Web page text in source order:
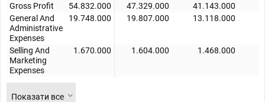
Gross Profit 54.832.000 47.329.000 41.143.000
General And
Administrative
Expenses
19.748.000 19.807.000 13.118.000
Selling And
Marketing
Expenses
1.670.000 1.604.000 1.468.000
Показати все